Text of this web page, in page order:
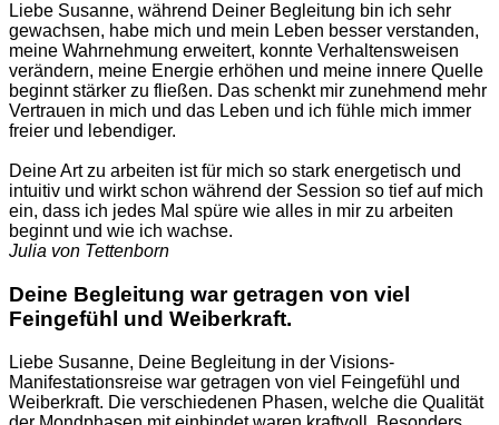
Liebe Susanne, während Deiner Begleitung bin ich sehr
gewachsen, habe mich und mein Leben besser verstanden,
meine Wahrnehmung erweitert, konnte Verhaltensweisen
verändern, meine Energie erhöhen und meine innere Quelle
beginnt stärker zu fließen. Das schenkt mir zunehmend mehr
Vertrauen in mich und das Leben und ich fühle mich immer
freier und lebendiger.
Deine Art zu arbeiten ist für mich so stark energetisch und
intuitiv und wirkt schon während der Session so tief auf mich
ein, dass ich jedes Mal spüre wie alles in mir zu arbeiten
beginnt und wie ich wachse.
Julia von Tettenborn
Deine Begleitung war getragen von viel
Feingefühl und Weiberkraft.
Liebe Susanne, Deine Begleitung in der Visions-
Manifestationsreise war getragen von viel Feingefühl und
Weiberkraft. Die verschiedenen Phasen, welche die Qualität